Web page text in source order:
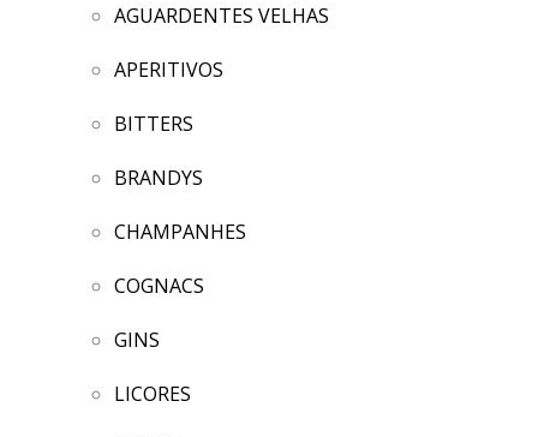
AGUARDENTES VELHAS
APERITIVOS
BITTERS
BRANDYS
CHAMPANHES
COGNACS
GINS
LICORES